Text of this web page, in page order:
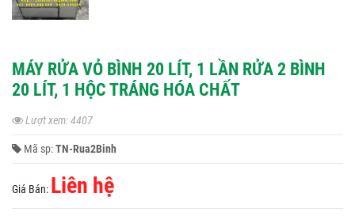
MÁY RỬA VỎ BÌNH 20 LÍT, 1 LẦN RỬA 2 BÌNH
20 LÍT, 1 HỘC TRÁNG HÓA CHẤT
Lượt xem: 4407
Mã sp:TN-Rua2Binh
Giá Bán: Liên hệ